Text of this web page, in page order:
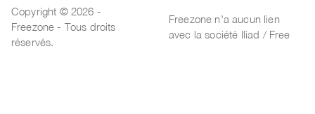
Copyright © 2026 -
Freezone - Tous droits
réservés.
Freezone n'a aucun lien
avec la société Iliad / Free